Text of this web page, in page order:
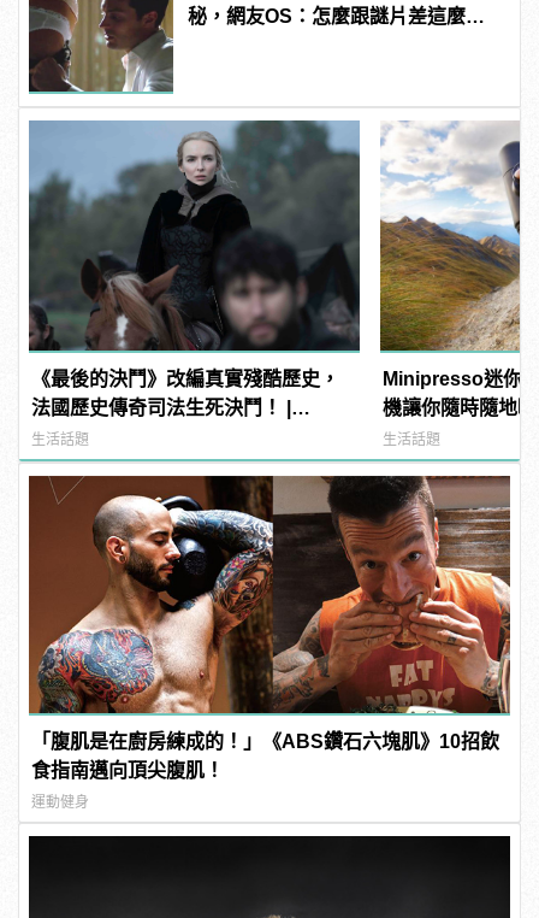
秘，網友OS：怎麼跟謎片差這麼
《最後的決鬥》改編真實殘酷歷史，
法國歷史傳奇司法生死決鬥！ |
manfashion這樣變型男
生活話題
Minipresso迷你
機讓你隨時隨地
生活話題
「腹肌是在廚房練成的！」《ABS鑽石六塊肌》10招飲
食指南邁向頂尖腹肌！
運動健身